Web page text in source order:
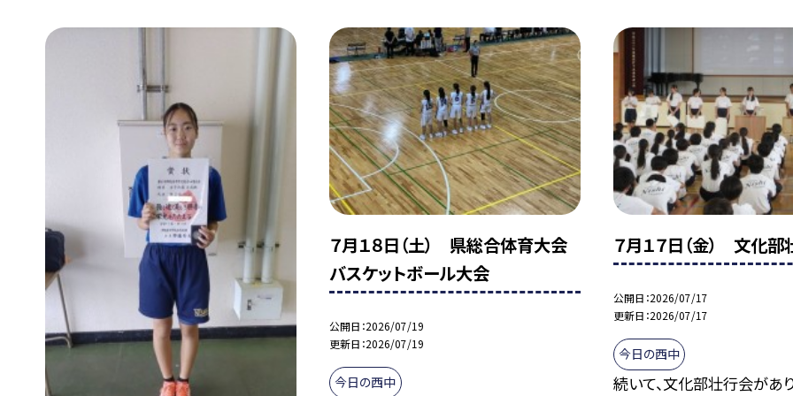
７月１８日（土） 県総合体育大会
バスケットボール大会
公開日 2026/07/19
更新日 2026/07/19
今日の西中
７月１７日（金） 文化
公開日 2026/07/17
更新日 2026/07/17
今日の西中
続いて、文化部壮行会があ